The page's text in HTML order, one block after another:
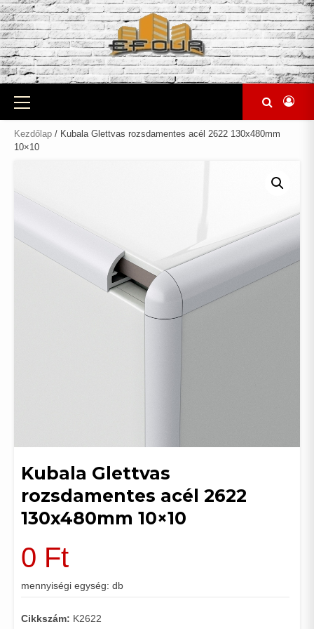
Skip
to
content
Primary
Menu
Kezdőlap / Kubala Glettvas rozsdamentes acél 2622 130x480mm
10×10
Kubala Glettvas
rozsdamentes acél 2622
130x480mm 10×10
0 Ft
mennyiségi egység: db
Cikkszám: K2622